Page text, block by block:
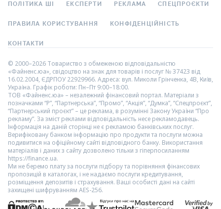
ПОЛІТИКА ШІ ЕКСПЕРТИ РЕКЛАМА СПЕЦПРОЄКТИ
ПРАВИЛА КОРИСТУВАННЯ КОНФІДЕНЦІЙНІСТЬ
КОНТАКТИ
© 2000–2026 Товариство з обмеженою відповідальністю
«Файненс.юа», свідоцтво на знак для товарів і послуг № 37423 від
16.02.2004, ЄДРПОУ 22929966. Адреса: вул. Миколи Грінченка, 4В, Київ,
Україна. Графік роботи: Пн–Пт 9:00–18:00.
ТОВ «Файненс.юа» – незалежний фінансовий портал. Матеріали з
позначками “Р”, “Партнерська”, “Промо”, “Акція”, “Думка”, “Спецпроєкт”,
“Партнерський проєкт” – це реклама, в розумінні Закону України “Про
рекламу”. За зміст реклами відповідальність несе рекламодавець.
Інформація на даній сторінці не є рекламою банківських послуг.
Верифіковану банком інформацію про продукти та послуги можна
подивитися на офіційному сайті відповідного банку. Використання
матеріалів і даних з сайту дозволено тільки з гіперпосиланням
https://finance.ua.
Ми не беремо плату за послуги підбору та порівняння фінансових
пропозицій в каталогах, і не надаємо послуги кредитування,
розміщення депозитів і страхування. Ваші особисті дані на сайті
захищені шифруванням AES-256.